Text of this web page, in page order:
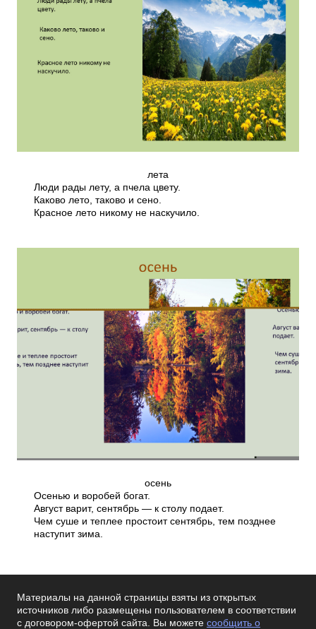
лета
Люди рады лету, а пчела цвету.
Каково лето, таково и сено.
Красное лето никому не наскучило.
осень
Осенью и воробей богат.
Август варит, сентябрь — к столу подает.
Чем суше и теплее простоит сентябрь, тем позднее
наступит зима.
Материалы на данной страницы взяты из открытых
источников либо размещены пользователем в соответствии
с договором-офертой сайта. Вы можете сообщить о